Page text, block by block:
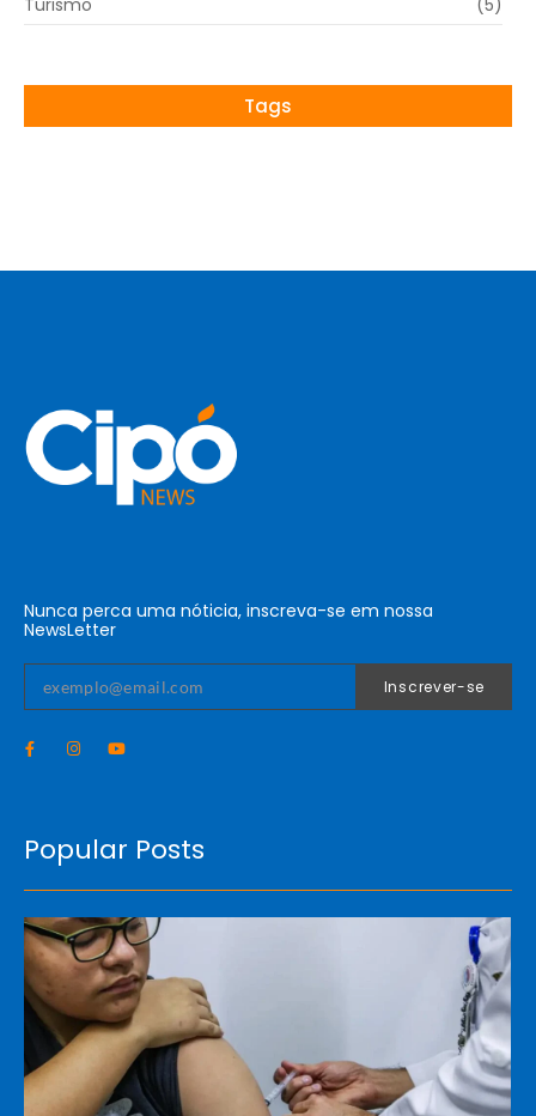
Tags
Nunca perca uma nóticia, inscreva-se em nossa
NewsLetter
Inscrever-se
Popular Posts